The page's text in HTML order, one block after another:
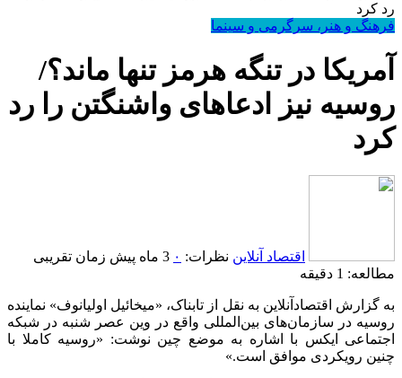
فرهنگ و هنر، سرگرمی و سینما
آمریکا در تنگه هرمز تنها ماند؟/
روسیه نیز ادعاهای واشنگتن را رد
کرد
اقتصاد آنلاین نظرات: ۰ 3 ماه پیش
زمان تقریبی
مطالعه: 1 دقیقه
به گزارش اقتصادآنلاین به نقل از تابناک، «میخائیل اولیانوف» نماینده
روسیه در سازمان‌های بین‌المللی واقع در وین عصر شنبه در شبکه
اجتماعی ایکس با اشاره به موضع چین نوشت: «روسیه کاملا با
چنین رویکردی موافق است.»